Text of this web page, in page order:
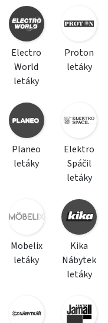
Electro
World
letáky
Proton
letáky
Planeo
letáky
Elektro
Spáčil
letáky
Mobelix
letáky
Kika
Nábytek
letáky